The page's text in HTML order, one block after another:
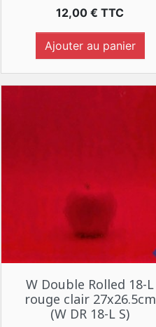
Prix
12,00 € TTC
Ajouter au panier
Aperçu rapide
W Double Rolled 18-L
rouge clair 27x26.5cm
(W DR 18-L S)